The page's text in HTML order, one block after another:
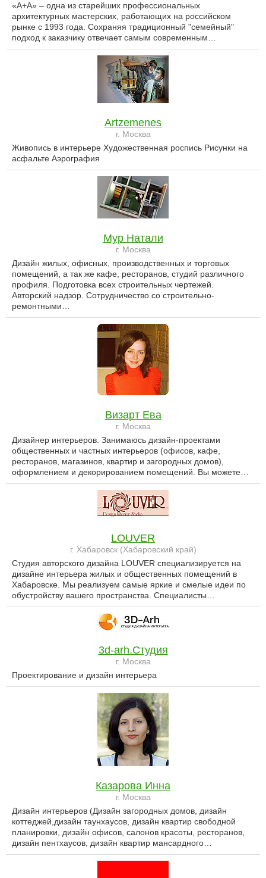
«А+А» – одна из старейших профессиональных
архитектурных мастерских, работающих на российском
рынке с 1993 года. Сохраняя традиционный "семейный"
подход к заказчику отвечает самым современным…
Artzemenes
г. Москва
Живопись в интерьере Художественная роспись Рисунки на
асфальте Аэрография
Мур Натали
г. Москва
Дизайн жилых, офисных, производственных и торговых
помещений, а так же кафе, ресторанов, студий различного
профиля. Подготовка всех строительных чертежей.
Авторский надзор. Сотрудничество со строительно-
ремонтными…
Визарт Ева
г. Москва
Дизайнер интерьеров. Занимаюсь дизайн-проектами
общественных и частных интерьеров (офисов, кафе,
ресторанов, магазинов, квартир и загородных домов),
оформлением и декорированием помещений. Вы можете…
LOUVER
г. Хабаровск (Хабаровский край)
Студия авторского дизайна LOUVER специализируется на
дизайне интерьера жилых и общественных помещений в
Хабаровске. Мы реализуем самые яркие и смелые идеи по
обустройству вашего пространства. Специалисты…
3d-arh.Студия
г. Москва
Проектирование и дизайн интерьера
Казарова Инна
г. Москва
Дизайн интерьеров (Дизайн загородных домов, дизайн
коттеджей,дизайн таунхаусов, дизайн квартир свободной
планировки, дизайн офисов, салонов красоты, ресторанов,
дизайн пентхаусов, дизайн квартир мансардного…